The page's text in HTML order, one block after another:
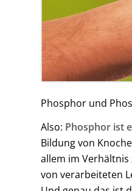
Phosphor und
Also: Phosphor ist
Bildung von
allem im
von verarbeiteten